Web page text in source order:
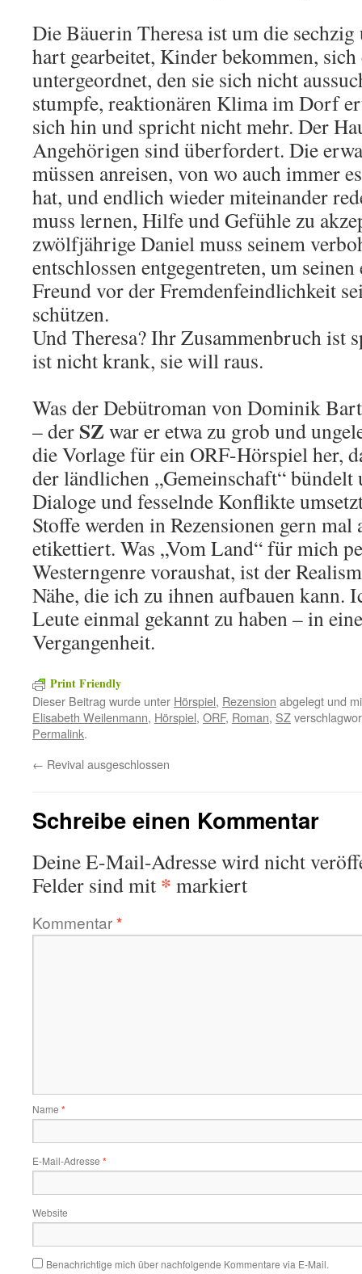
Die Bäuerin Theresa ist um die
hart gearbeitet, Kinder bekommen,
untergeordnet, den sie sich nicht
stumpfe, reaktionären Klima im Dorf
sich hin und spricht nicht mehr. Der
Angehörigen sind überfordert. Die
müssen anreisen, von wo auch immer
hat, und endlich wieder miteinander
muss lernen, Hilfe und Gefühle zu
zwölfjährige Daniel muss seinem
entschlossen entgegentreten, um
Freund vor der Fremdenfeindlichkeit
schützen.
Und Theresa? Ihr Zusammenbruch ist
ist nicht krank, sie will raus.
Was der Debütroman von Dominik
– der SZ war er etwa zu grob und
die Vorlage für ein ORF-Hörspiel her,
der ländlichen „Gemeinschaft“
Dialoge und fesselnde Konflikte
Stoffe werden in Rezensionen gern mal
etikettiert. Was „Vom Land“ für mich
Westerngenre voraushat, ist der
Nähe, die ich zu ihnen aufbauen kann.
Leute einmal gekannt zu haben – in
Vergangenheit.
Print Friendly
Dieser Beitrag wurde unter Hörspiel, Rezension abgelegt und
Elisabeth Weilenmann, Hörspiel, ORF, Roman, SZ
Permalink.
← Revival ausgeschlossen
Schreibe einen Kommentar
Deine E-Mail-Adresse wird nicht
Felder sind mit * markiert
Kommentar*
Name *
E-Mail-Adresse *
Website
Benachrichtige mich über nachfolgende Kommentare via E-Mail.